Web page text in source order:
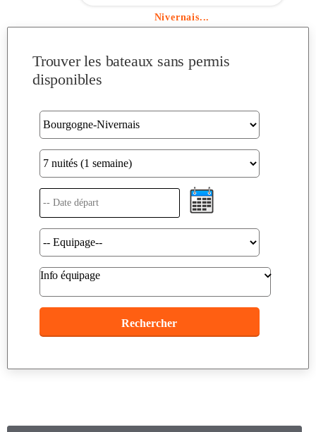
ATTENTION: les écluses sont fermées exceptionnellement
le 1er mai et le 14 juillet. Cela peut donc limiter votre
Nivernais...
Trouver les bateaux sans permis
disponibles
Info équipage